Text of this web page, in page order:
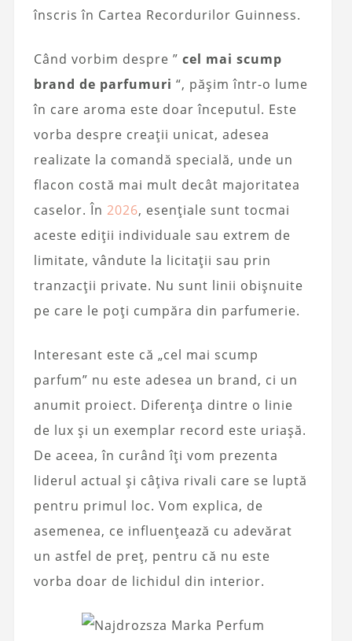
înscris în Cartea Recordurilor Guinness.
Când vorbim despre ” cel mai scump
brand de parfumuri “, pășim într-o lume
în care aroma este doar începutul. Este
vorba despre creații unicat, adesea
realizate la comandă specială, unde un
flacon costă mai mult decât majoritatea
caselor. În 2026, esențiale sunt tocmai
aceste ediții individuale sau extrem de
limitate, vândute la licitații sau prin
tranzacții private. Nu sunt linii obișnuite
pe care le poți cumpăra din parfumerie.
Interesant este că „cel mai scump
parfum” nu este adesea un brand, ci un
anumit proiect. Diferența dintre o linie
de lux și un exemplar record este uriașă.
De aceea, în curând îți vom prezenta
liderul actual și câțiva rivali care se luptă
pentru primul loc. Vom explica, de
asemenea, ce influențează cu adevărat
un astfel de preț, pentru că nu este
vorba doar de lichidul din interior.